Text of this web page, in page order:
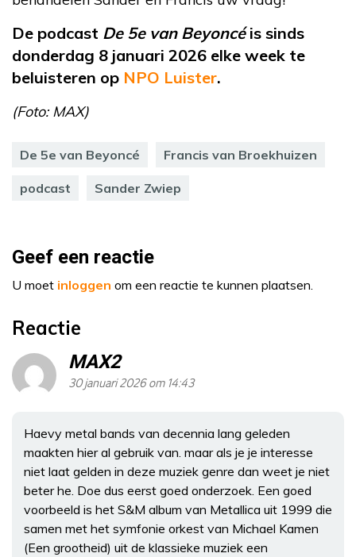
De podcast De 5e van Beyoncéis sinds
donderdag 8 januari 2026 elke week te
beluisteren op NPO Luister.
(Foto: MAX)
De 5e van Beyoncé Francis van Broekhuizen
podcast Sander Zwiep
Geef een reactie
U moet inloggen om een reactie te kunnen plaatsen.
Reactie
MAX2
30 januari 2026 om 14:43
Haevy metal bands van decennia lang geleden
maakten hier al gebruik van. maar als je je interesse
niet laat gelden in deze muziek genre dan weet je niet
beter he. Doe dus eerst goed onderzoek. Een goed
voorbeeld is het S&M album van Metallica uit 1999 die
samen met het symfonie orkest van Michael Kamen
(Een grootheid) uit de klassieke muziek een